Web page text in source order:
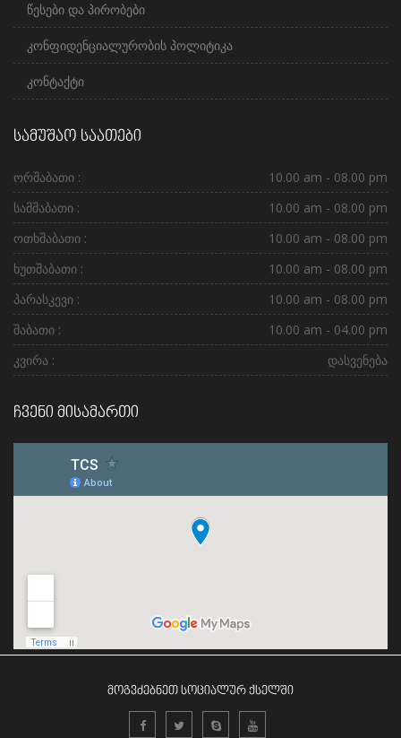
წესები და პირობები
კონფიდენციალურობის პოლიტიკა
კონტაქტი
სამუშაო საათები
ორშაბათი :
10.00 am - 08.00 pm
სამშაბათი :
10.00 am - 08.00 pm
ოთხშაბათი :
10.00 am - 08.00 pm
ხუთშაბათი :
10.00 am - 08.00 pm
პარასკევი :
10.00 am - 08.00 pm
შაბათი :
10.00 am - 04.00 pm
კვირა :
დასვენება
ჩვენი მისამართი
მოგვძებნეთ სოციალურ ქსელში